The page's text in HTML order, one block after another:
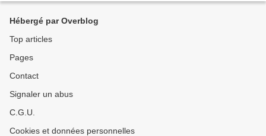
Hébergé par Overblog
Top articles
Pages
Contact
Signaler un abus
C.G.U.
Cookies et données personnelles